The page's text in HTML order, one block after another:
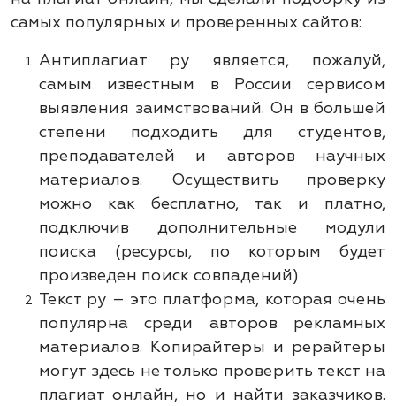
самых популярных и проверенных сайтов:
Антиплагиат ру является, пожалуй,
самым известным в России сервисом
выявления заимствований. Он в большей
степени подходить для студентов,
преподавателей и авторов научных
материалов. Осуществить проверку
можно как бесплатно, так и платно,
подключив дополнительные модули
поиска (ресурсы, по которым будет
произведен поиск совпадений)
Текст ру – это платформа, которая очень
популярна среди авторов рекламных
материалов. Копирайтеры и рерайтеры
могут здесь не только проверить текст на
плагиат онлайн, но и найти заказчиков.